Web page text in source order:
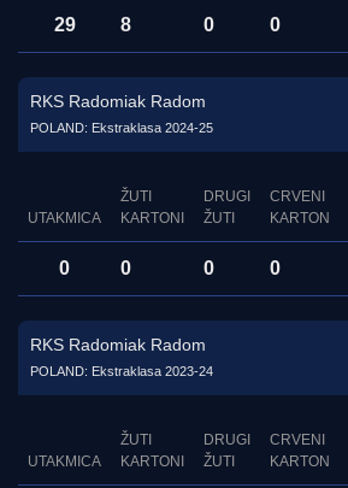
29 8 0 0
RKS Radomiak Radom
POLAND: Ekstraklasa 2024-25
UTAKMICA
ŽUTI
KARTONI
DRUGI
ŽUTI
CRVENI
KARTON
0 0 0 0
RKS Radomiak Radom
POLAND: Ekstraklasa 2023-24
UTAKMICA
ŽUTI
KARTONI
DRUGI
ŽUTI
CRVENI
KARTON